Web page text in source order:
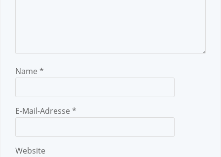
Name *
E-Mail-Adresse *
Website